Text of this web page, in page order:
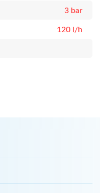
3 bar
120 l/h